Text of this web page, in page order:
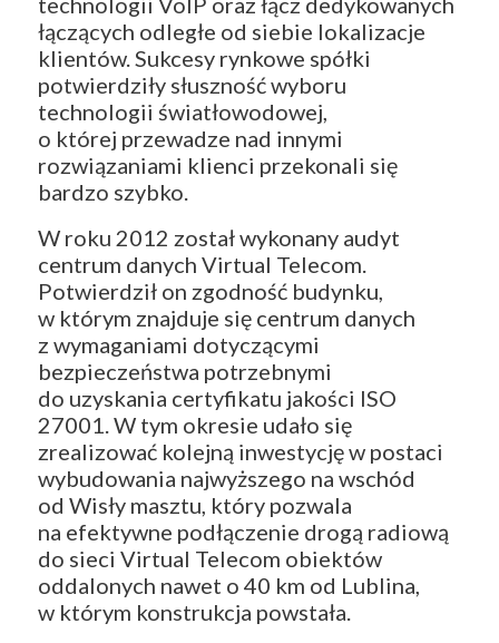
łączących odległe od siebie lokalizacje
klientów. Sukcesy rynkowe spółki
potwierdziły słuszność wyboru
technologii światłowodowej,
o której przewadze nad innymi
rozwiązaniami klienci przekonali się
bardzo szybko.
W roku 2012 został wykonany audyt
centrum danych Virtual Telecom.
Potwierdził on zgodność budynku,
w którym znajduje się centrum danych
z wymaganiami dotyczącymi
bezpieczeństwa potrzebnymi
do uzyskania certyfikatu jakości ISO
27001. W tym okresie udało się
zrealizować kolejną inwestycję w postaci
wybudowania najwyższego na wschód
od Wisły masztu, który pozwala
na efektywne podłączenie drogą radiową
do sieci Virtual Telecom obiektów
oddalonych nawet o 40 km od Lublina,
w którym konstrukcja powstała.